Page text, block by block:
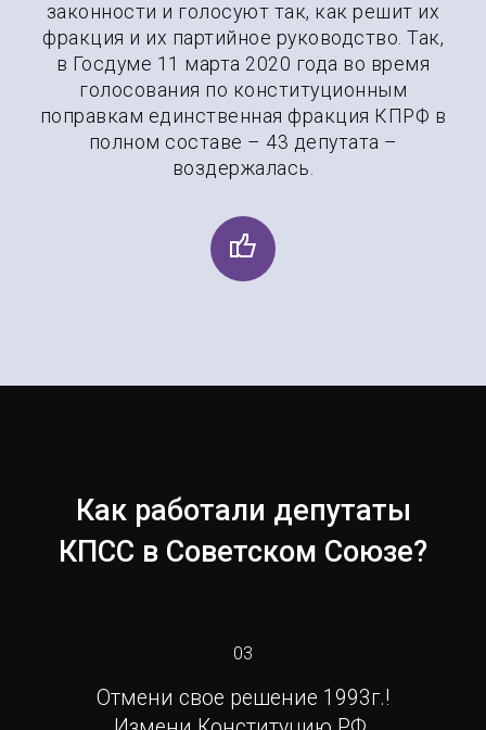
законности и голосуют так, как решит их
фракция и их партийное руководство. Так,
в Госдуме 11 марта 2020 года во время
голосования по конституционным
поправкам единственная фракция КПРФ в
полном составе – 43 депутата –
воздержалась.
Как работали депутаты
КПСС в Советском Союзе?
03
Отмени свое решение 1993г.!